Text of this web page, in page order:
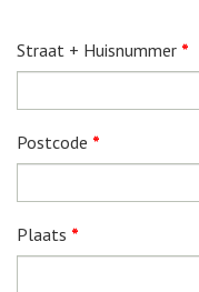
Straat + Huisnummer *
Postcode *
Plaats *